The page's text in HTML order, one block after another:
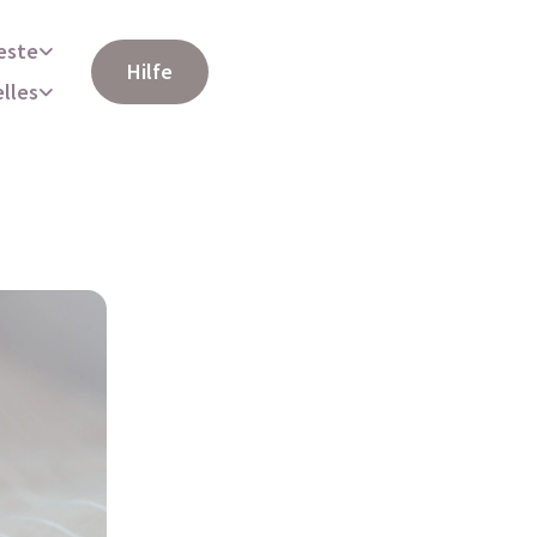
Hilfe